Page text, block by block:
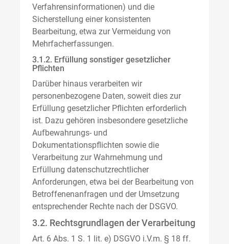
Verfahrensinformationen) und die
Sicherstellung einer konsistenten
Bearbeitung, etwa zur Vermeidung von
Mehrfacherfassungen.
3.1.2. Erfüllung sonstiger gesetzlicher
Pflichten
Darüber hinaus verarbeiten wir
personenbezogene Daten, soweit dies zur
Erfüllung gesetzlicher Pflichten erforderlich
ist. Dazu gehören insbesondere gesetzliche
Aufbewahrungs- und
Dokumentationspflichten sowie die
Verarbeitung zur Wahrnehmung und
Erfüllung datenschutzrechtlicher
Anforderungen, etwa bei der Bearbeitung von
Betroffenenanfragen und der Umsetzung
entsprechender Rechte nach der DSGVO.
3.2. Rechtsgrundlagen der Verarbeitung
Art. 6 Abs. 1 S. 1 lit. e) DSGVO i.V.m. § 18 ff.